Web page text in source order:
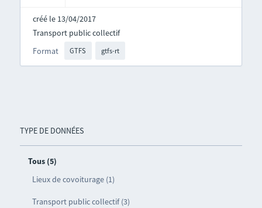
TYPE DE DONNÉES
Tous (5)
Lieux de covoiturage (1)
Transport public collectif (3)
créé le 13/04/2017
Format GTFS gtfs-rt
Transport public collectif